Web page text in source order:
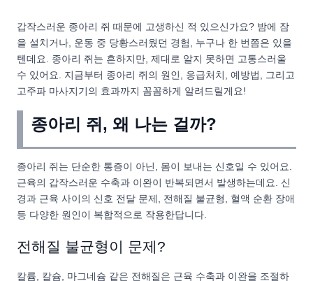
갑작스러운 종아리 쥐 때문에 고생하신 적 있으신가요? 밤에 잠
을 설치거나, 운동 중 당황스러웠던 경험, 누구나 한 번쯤은 있을
텐데요. 종아리 쥐는 흔하지만, 제대로 알지 못하면 고통스러울
수 있어요. 지금부터 종아리 쥐의 원인, 응급처치, 예방법, 그리고
고주파 마사지기의 효과까지 꼼꼼하게 알려드릴게요!
종아리 쥐, 왜 나는 걸까?
종아리 쥐는 단순한 통증이 아닌, 몸이 보내는 신호일 수 있어요.
근육의 갑작스러운 수축과 이완이 반복되면서 발생하는데요. 신
경과 근육 사이의 신호 전달 문제, 전해질 불균형, 혈액 순환 장애
등 다양한 원인이 복합적으로 작용한답니다.
전해질 불균형이 문제?
칼륨, 칼슘, 마그네슘 같은 전해질은 근육 수축과 이완을 조절하